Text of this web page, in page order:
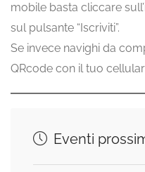
mobile basta cliccare
sul pulsante “Iscriviti”.
Se invece navighi da
QRcode con il tuo
Eventi